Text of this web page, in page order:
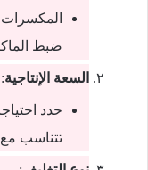
ضبط
السعة الإنتاجية:
حدد
تتناسب